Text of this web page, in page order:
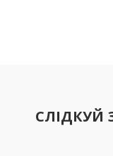
СЛІДКУЙ